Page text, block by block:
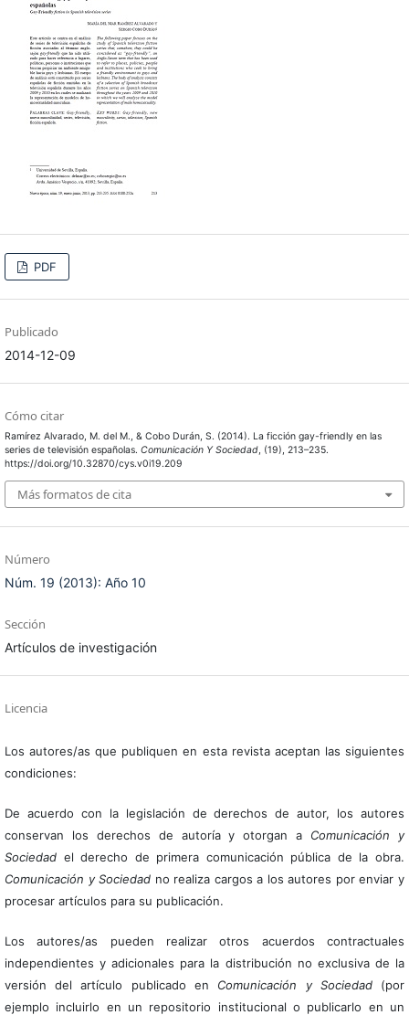
PDF
Publicado
2014-12-09
Cómo citar
Ramírez Alvarado, M. del M., & Cobo Durán, S. (2014). La ficción gay-friendly en las
series de televisión españolas. Comunicación Y Sociedad, (19), 213–235.
https://doi.org/10.32870/cys.v0i19.209
Más formatos de cita
Número
Núm. 19 (2013): Año 10
Sección
Artículos de investigación
Licencia
Los autores/as que publiquen en esta revista aceptan las siguientes
condiciones:
De acuerdo con la legislación de derechos de autor, los autores
conservan los derechos de autoría y otorgan a Comunicación y
Sociedadel derecho de primera comunicación pública de la obra.
Comunicación y Sociedad no realiza cargos a los autores por enviar y
procesar artículos para su publicación.
Los autores/as pueden realizar otros acuerdos contractuales
independientes y adicionales para la distribución no exclusiva de la
versión del artículo publicado en Comunicación y Sociedad(por
ejemplo incluirlo en un repositorio institucional o publicarlo en un